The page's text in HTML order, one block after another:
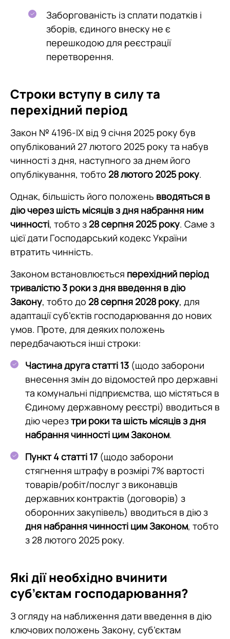
Заборгованість із сплати податків і
зборів, єдиного внеску не є
перешкодою для реєстрації
перетворення.
Строки вступу в силу та
перехідний період
Закон № 4196-IX від 9 січня 2025 року був
опублікований 27 лютого 2025 року та набув
чинності з дня, наступного за днем його
опублікування, тобто 28 лютого 2025 року.
Однак, більшість його положень вводяться в
дію через шість місяців з дня набрання ним
чинності, тобто з 28 серпня 2025 року. Саме з
цієї дати Господарський кодекс України
втратить чинність.
Законом встановлюється перехідний період
тривалістю 3 роки з дня введення в дію
Закону, тобто до 28 серпня 2028 року, для
адаптації суб’єктів господарювання до нових
умов. Проте, для деяких положень
передбачаються інші строки:
Частина друга статті 13(щодо заборони
внесення змін до відомостей про державні
та комунальні підприємства, що містяться в
Єдиному державному реєстрі) вводиться в
дію черезтри роки та шість місяців з дня
набрання чинності цим Законом.
Пункт 4 статті 17(щодо заборони
стягнення штрафу в розмірі 7% вартості
товарів/робіт/послуг з виконавців
державних контрактів (договорів) з
оборонних закупівель) вводиться в дію з
дня набрання чинності цим Законом, тобто
з 28 лютого 2025 року.
Які дії необхідно вчинити
суб’єктам господарювання?
З огляду на наближення дати введення в дію
ключових положень Закону, суб’єктам